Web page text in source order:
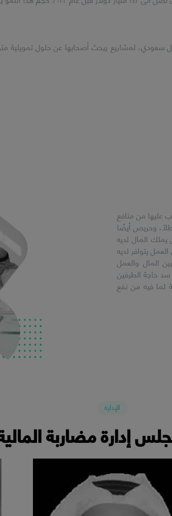
منصة مضاربة المالية، نقدم فرص استثمارية، بحد أدنى ١٠٠٠ ريال سعودي، لمشاريع
عليها من منافع
وحريص أيضًا
المال لديه
يتوافر لديه
المال والعمل
حاجة الطرفين
لما فيه من نفع
الإدارة
إدارة مضاربة
عضو مجلس الإدارة
أ. محمد العيوطي